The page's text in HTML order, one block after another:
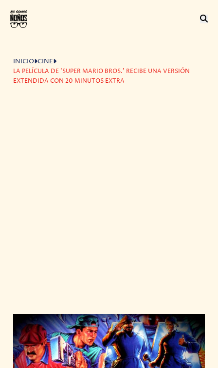
INICIO CINE
LA PELÍCULA DE 'SUPER MARIO BROS.' RECIBE UNA VERSIÓN
EXTENDIDA CON 20 MINUTOS EXTRA